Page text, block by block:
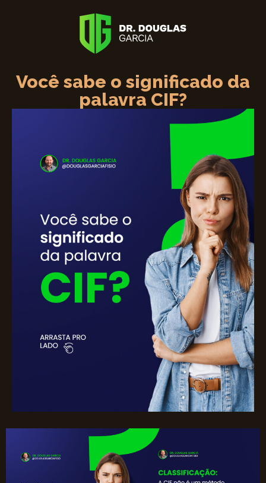
Você sabe o significado da
palavra CIF?